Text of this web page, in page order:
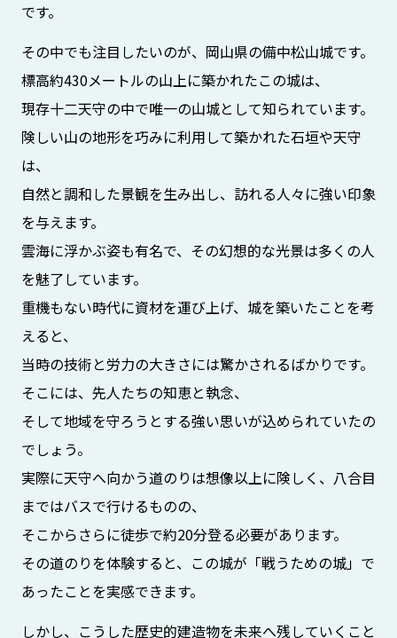
です。
その中でも注目したいのが、岡山県の備中松山城です。
標高約430メートルの山上に築かれたこの城は、
現存十二天守の中で唯一の山城として知られています。
険しい山の地形を巧みに利用して築かれた石垣や天守
は、
自然と調和した景観を生み出し、訪れる人々に強い印象
を与えます。
雲海に浮かぶ姿も有名で、その幻想的な光景は多くの人
を魅了しています。
重機もない時代に資材を運び上げ、城を築いたことを考
えると、
当時の技術と労力の大きさには驚かされるばかりです。
そこには、先人たちの知恵と執念、
そして地域を守ろうとする強い思いが込められていたの
でしょう。
実際に天守へ向かう道のりは想像以上に険しく、八合目
まではバスで行けるものの、
そこからさらに徒歩で約20分登る必要があります。
その道のりを体験すると、この城が「戦うための城」で
あったことを実感できます。
しかし、こうした歴史的建造物を未来へ残していくこと